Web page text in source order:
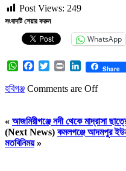
Post Views: 249
সংবাদটি শেয়ার করুন
WhatsApp
WhatsApp
FacebookTwitter
Print LinkedIn
Share
হবিগঞ্জ Comments are Off
« আজমিরীগঞ্জে নদী থেকে মাদ্রাসা
(Next News) কমলগঞ্জে আদমপুর
মতবিনিময়»